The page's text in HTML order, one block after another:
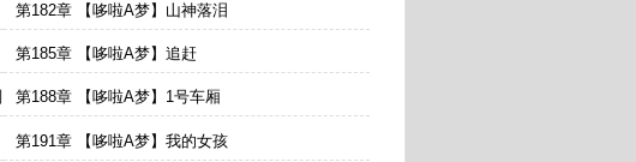
第182章 【哆啦A梦】山神落泪
第185章 【哆啦A梦】追赶
第188章 【哆啦A梦】1号车厢
第191章 【哆啦A梦】我的女孩